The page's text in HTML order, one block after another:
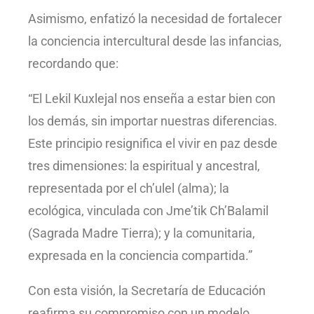
Asimismo, enfatizó la necesidad de fortalecer
la conciencia intercultural desde las infancias,
recordando que:
“El Lekil Kuxlejal nos enseña a estar bien con
los demás, sin importar nuestras diferencias.
Este principio resignifica el vivir en paz desde
tres dimensiones: la espiritual y ancestral,
representada por el ch’ulel (alma); la
ecológica, vinculada con Jme’tik Ch’Balamil
(Sagrada Madre Tierra); y la comunitaria,
expresada en la conciencia compartida.”
Con esta visión, la Secretaría de Educación